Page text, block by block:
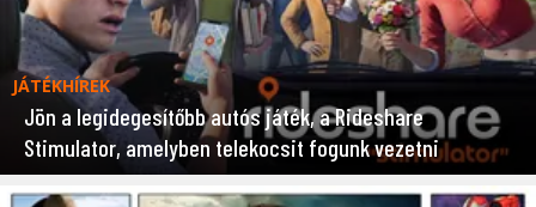
JÁTÉKHÍREK
Jön a legidegesítőbb autós játék, a Rideshare
Stimulator, amelyben telekocsit fogunk vezetni